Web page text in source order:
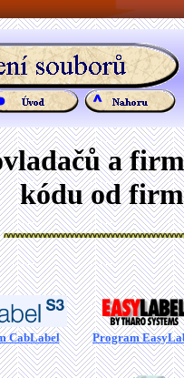
a
kódu od
CabLabel Program